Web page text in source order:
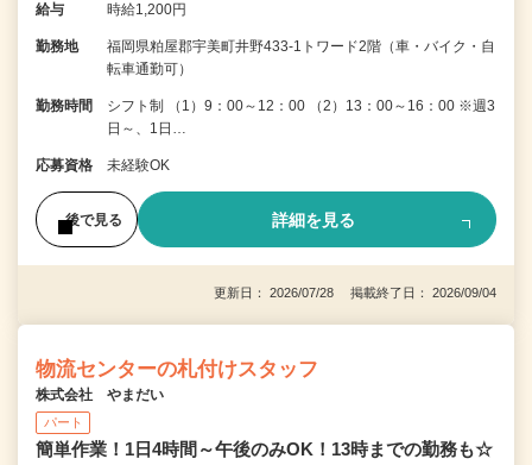
給与 時給1,200円
勤務地
福岡県粕屋郡宇美町井野433-1トワード2階（車・バイク・自
転車通勤可）
勤務時間
シフト制 （1）9：00～12：00 （2）13：00～16：00 ※週3
日～、1日…
応募資格 未経験OK
後で見る 詳細を見る
更新日： 2026/07/28 掲載終了日： 2026/09/04
物流センターの札付けスタッフ
株式会社 やまだい
パート
簡単作業！1日4時間～午後のみOK！13時までの勤務も☆